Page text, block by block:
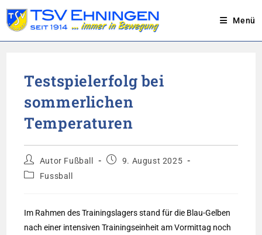
springen
Menü
Testspielerfolg bei
sommerlichen
Temperaturen
Beitrags-
Autor:
Autor Fußball
Beitrag9. August 2025
Beitrags-
Fussball
Im Rahmen des Trainingslagers stand für die Blau-Gelben
nach einer intensiven Trainingseinheit am Vormittag noch